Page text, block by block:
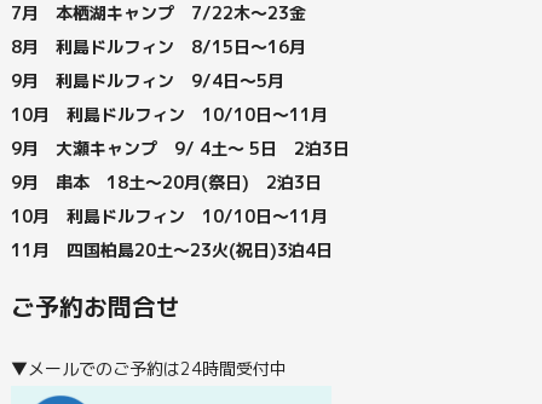
7月 本栖湖キャンプ 7/22木～23金
8月 利島ドルフィン 8/15日～16月
9月 利島ドルフィン 9/4日～5月
10月 利島ドルフィン 10/10日～11月
9月 大瀬キャンプ 9/ 4土～ 5日 2泊3日
9月 串本 18土～20月(祭日) 2泊3日
10月 利島ドルフィン 10/10日～11月
11月 四国柏島20土～23火(祝日)3泊4日
ご予約お問合せ
▼メールでのご予約は24時間受付中